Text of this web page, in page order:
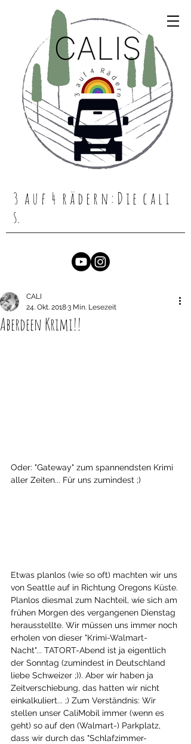
3 a u f 4 r ä d e r n : D i e c a l i
s.
Aberdeen Krimi!!
CALI
24. Okt. 20183 Min. Lesezeit
Oder: "Gateway" zum spannendsten Krimi
aller Zeiten... Für uns zumindest ;)
Etwas planlos (wie so oft) machten wir uns
von Seattle auf in Richtung Oregons Küste.
Planlos diesmal zum Nachteil, wie sich am
frühen Morgen des vergangenen Dienstag
herausstellte. Wir müssen uns immer noch
erholen von dieser "Krimi-Walmart-
Nacht"... TATORT-Abend ist ja eigentlich
der Sonntag (zumindest in Deutschland
liebe Schweizer ;)). Aber wir haben ja
Zeitverschiebung, das hatten wir nicht
einkalkuliert... ;) Zum Verständnis: Wir
stellen unser CaliMobil immer (wenn es
geht) so auf den (Walmart-) Parkplatz,
dass wir durch das "Schlafzimmer-